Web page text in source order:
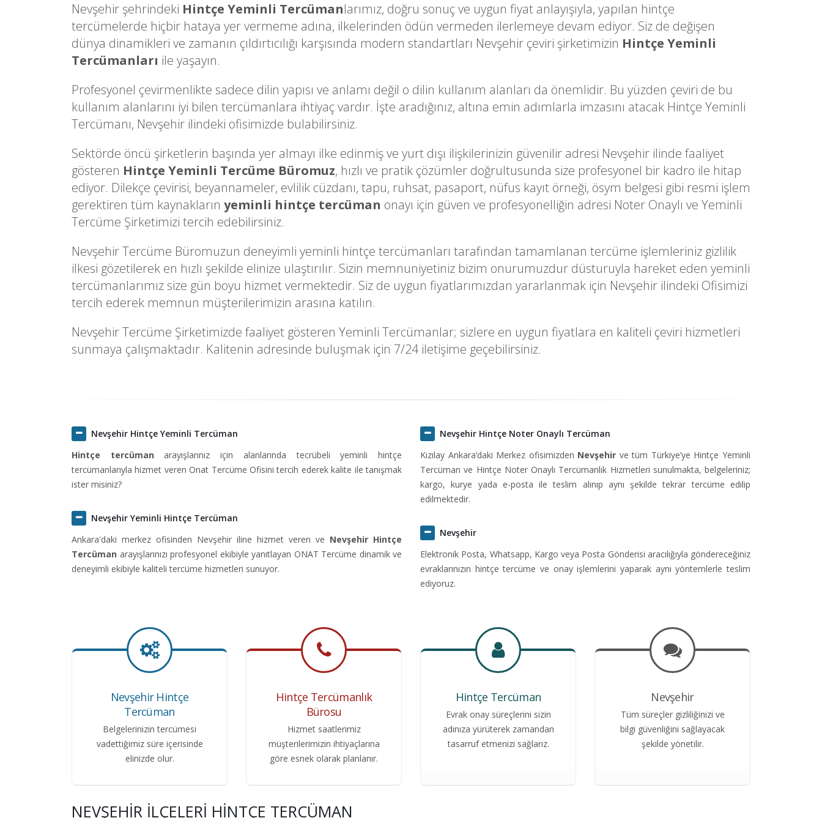
Nevşehir şehrindeki Hintçe Yeminli Tercümanlarımız, doğru sonuç ve uygun fiyat anlayışıyla, yapılan hintçe
tercümelerde hiçbir hataya yer vermeme adına, ilkelerinden ödün vermeden ilerlemeye devam ediyor. Siz de değişen
dünya dinamikleri ve zamanın çıldırtıcılığı karşısında modern standartları Nevşehir çeviri şirketimizin Hintçe Yeminli
Tercümanları ile yaşayın.
Profesyonel çevirmenlikte sadece dilin yapısı ve anlamı değil o dilin kullanım alanları da önemlidir. Bu yüzden çeviri de bu
kullanım alanlarını iyi bilen tercümanlara ihtiyaç vardır. İşte aradığınız, altına emin adımlarla imzasını atacak Hintçe Yeminli
Tercümanı, Nevşehir ilindeki ofisimizde bulabilirsiniz.
Sektörde öncü şirketlerin başında yer almayı ilke edinmiş ve yurt dışı ilişkilerinizin güvenilir adresi Nevşehir ilinde faaliyet
gösteren Hintçe Yeminli Tercüme Büromuz, hızlı ve pratik çözümler doğrultusunda size profesyonel bir kadro ile hitap
ediyor. Dilekçe çevirisi, beyannameler, evlilik cüzdanı, tapu, ruhsat, pasaport, nüfus kayıt örneği, ösym belgesi gibi resmi işlem
gerektiren tüm kaynakların yeminli hintçe tercüman onayı için güven ve profesyonelliğin adresi Noter Onaylı ve Yeminli
Tercüme Şirketimizi tercih edebilirsiniz.
Nevşehir Tercüme Büromuzun deneyimli yeminli hintçe tercümanları tarafından tamamlanan tercüme işlemleriniz gizlilik
ilkesi gözetilerek en hızlı şekilde elinize ulaştırılır. Sizin memnuniyetiniz bizim onurumuzdur düsturuyla hareket eden yeminli
tercümanlarımız size gün boyu hizmet vermektedir. Siz de uygun fiyatlarımızdan yararlanmak için Nevşehir ilindeki Ofisimizi
tercih ederek memnun müşterilerimizin arasına katılın.
Nevşehir Tercüme Şirketimizde faaliyet gösteren Yeminli Tercümanlar; sizlere en uygun fiyatlara en kaliteli çeviri hizmetleri
sunmaya çalışmaktadır. Kalitenin adresinde buluşmak için 7/24 iletişime geçebilirsiniz.
Nevşehir Hintçe Yeminli Tercüman
Hintçe tercüman arayışlarınız için alanlarında tecrübeli yeminli hintçe
tercümanlarıyla hizmet veren Onat Tercüme Ofisini tercih ederek kalite ile tanışmak
ister misiniz?
Nevşehir Yeminli Hintçe Tercüman
Ankara'daki merkez ofisinden Nevşehir iline hizmet veren ve Nevşehir Hintçe
Tercüman arayışlarınızı profesyonel ekibiyle yanıtlayan ONAT Tercüme dinamik ve
deneyimli ekibiyle kaliteli tercüme hizmetleri sunuyor.
Nevşehir Hintçe Noter Onaylı Tercüman
Kızılay Ankara‘daki Merkez ofisimizden Nevşehir ve tüm Türkiye’ye Hintçe Yeminli
Tercüman ve Hintçe Noter Onaylı Tercümanlık Hizmetleri sunulmakta, belgeleriniz;
kargo, kurye yada e-posta ile teslim alınıp aynı şekilde tekrar tercüme edilip
edilmektedir.
Nevşehir
Elektronik Posta, Whatsapp, Kargo veya Posta Gönderisi aracılığıyla göndereceğiniz
evraklarınızın hintçe tercüme ve onay işlemlerini yaparak aynı yöntemlerle teslim
ediyoruz.
Nevşehir Hintçe
Tercüman
Belgelerinizin tercümesi
vadettiğimiz süre içerisinde
elinizde olur.
Hintçe Tercümanlık
Bürosu
Hizmet saatlerimiz
müşterilerimizin ihtiyaçlarına
göre esnek olarak planlanır.
Hintçe Tercüman
Evrak onay süreçlerini sizin
adınıza yürüterek zamandan
tasarruf etmenizi sağlarız.
Nevşehir
Tüm süreçler gizliliğinizi ve
bilgi güvenliğini sağlayacak
şekilde yönetilir.
NEVŞEHIR İLÇELERI HINTÇE TERCÜMAN